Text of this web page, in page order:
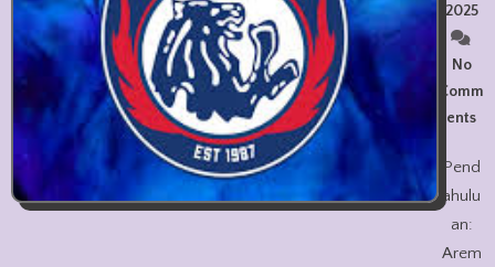
2025
No
Comm
ents
Pend
ahulu
an:
Arem